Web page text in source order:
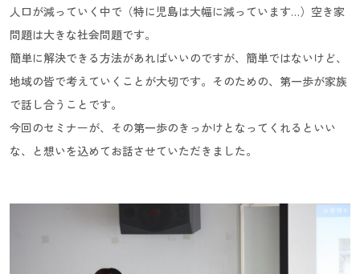
人口が減っていく中で（特に児島は大幅に減っています…）空き家
問題は大きな社会問題です。
簡単に解決できる方法があればいいのですが、簡単ではないけど、
地域の皆で考えていくことが大切です。そのための、第一歩が家族
で話し合うことです。
今回のセミナーが、その第一歩のきっかけとなってくれるといい
な、と想いを込めてお話させていただきました。